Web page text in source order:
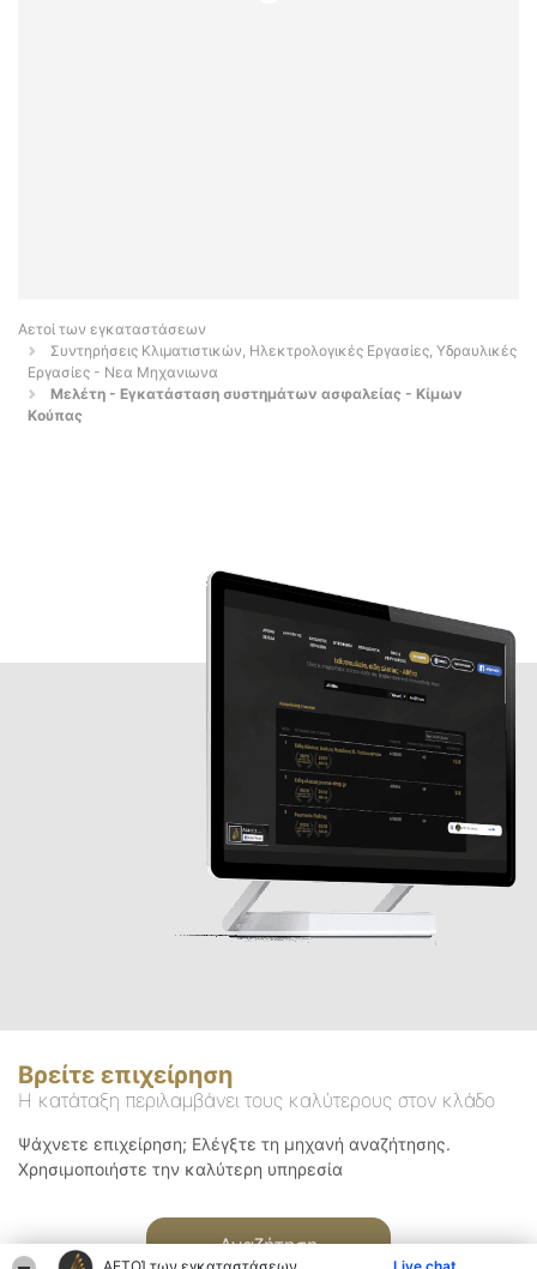
Αετοί των εγκαταστάσεων
Συντηρήσεις Κλιματιστικών, Ηλεκτρολογικές Εργασίες, Υδραυλικές
Εργασίες - Νεα Μηχανιωνα
Μελέτη - Εγκατάσταση συστημάτων ασφαλείας - Κίμων
Κούπας
Βρείτε επιχείρηση
Η κατάταξη περιλαμβάνει τους καλύτερους στον κλάδο
Ψάχνετε επιχείρηση; Ελέγξτε τη μηχανή αναζήτησης.
Χρησιμοποιήστε την καλύτερη υπηρεσία
Αναζήτηση